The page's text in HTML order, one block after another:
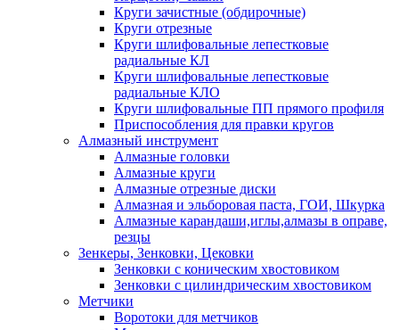
Круги зачистные (обдирочные)
Круги отрезные
Круги шлифовальные лепестковые
радиальные КЛ
Круги шлифовальные лепестковые
радиальные КЛО
Круги шлифовальные ПП прямого профиля
Приспособления для правки кругов
Алмазный инструмент
Алмазные головки
Алмазные круги
Алмазные отрезные диски
Алмазная и эльборовая паста, ГОИ, Шкурка
Алмазные карандаши,иглы,алмазы в оправе,
резцы
Зенкеры, Зенковки, Цековки
Зенковки с коническим хвостовиком
Зенковки с цилиндрическим хвостовиком
Метчики
Воротоки для метчиков